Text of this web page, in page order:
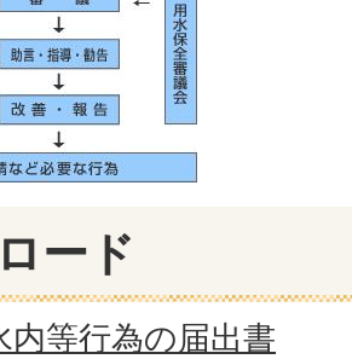
ード
内等行為の届出書